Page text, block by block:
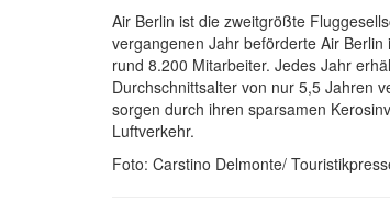
Air Berlin ist die zweitgrößte
vergangenen Jahr beförderte Air
rund 8.200 Mitarbeiter. Jedes Jahr
Durchschnittsalter von nur 5,5 Jahren
sorgen durch ihren sparsamen
Luftverkehr.
Foto: Carstino Delmonte/